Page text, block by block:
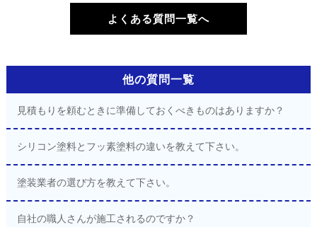
よくある質問一覧へ
他の質問一覧
見積もりを頼むときに準備しておくべきものはありますか？
シリコン塗料とフッ素塗料の違いを教えて下さい。
塗装業者の選び方を教えて下さい。
自社の職人さんが施工されるのですか？